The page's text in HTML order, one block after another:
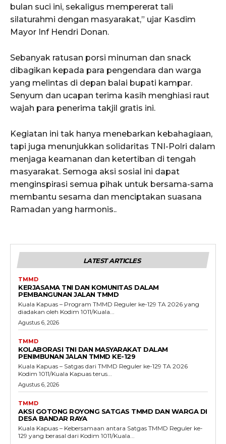
bulan suci ini, sekaligus mempererat tali
silaturahmi dengan masyarakat,” ujar Kasdim
Mayor Inf Hendri Donan.
Sebanyak ratusan porsi minuman dan snack
dibagikan kepada para pengendara dan warga
yang melintas di depan balai bupati kampar.
Senyum dan ucapan terima kasih menghiasi raut
wajah para penerima takjil gratis ini.
Kegiatan ini tak hanya menebarkan kebahagiaan,
tapi juga menunjukkan solidaritas TNI-Polri dalam
menjaga keamanan dan ketertiban di tengah
masyarakat. Semoga aksi sosial ini dapat
menginspirasi semua pihak untuk bersama-sama
membantu sesama dan menciptakan suasana
Ramadan yang harmonis..
LATEST ARTICLES
TMMD
KERJASAMA TNI DAN KOMUNITAS DALAM
PEMBANGUNAN JALAN TMMD
Kuala Kapuas – Program TMMD Reguler ke-129 TA 2026 yang
diadakan oleh Kodim 1011/Kuala...
Agustus 6, 2026
TMMD
KOLABORASI TNI DAN MASYARAKAT DALAM
PENIMBUNAN JALAN TMMD KE-129
Kuala Kapuas – Satgas dari TMMD Reguler ke-129 TA 2026
Kodim 1011/Kuala Kapuas terus...
Agustus 6, 2026
TMMD
AKSI GOTONG ROYONG SATGAS TMMD DAN WARGA DI
DESA BANDAR RAYA
Kuala Kapuas – Kebersamaan antara Satgas TMMD Reguler ke-
129 yang berasal dari Kodim 1011/Kuala...